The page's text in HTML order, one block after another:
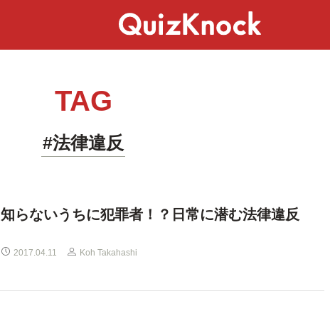
TAG
#法律違反
知らないうちに犯罪者！？日常に潜む法律違反
2017.04.11 Koh Takahashi